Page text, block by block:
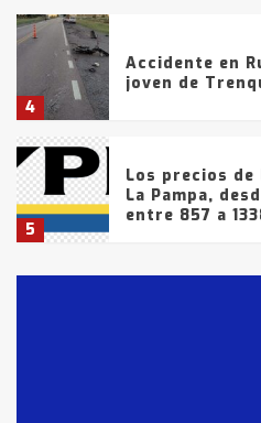
4
Accidente en
joven de
5
Los precios
La Pampa,
entre 857 a